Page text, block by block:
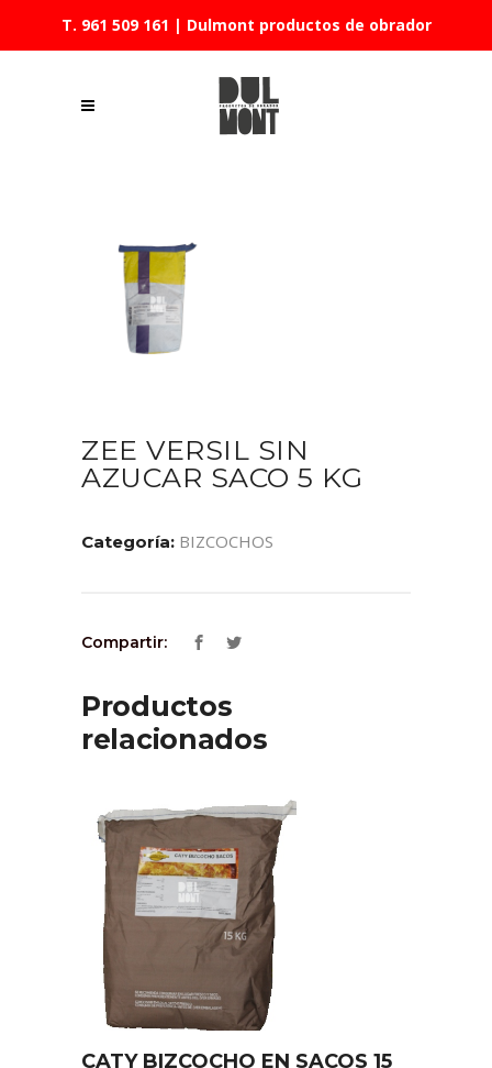
T. 961 509 161 | Dulmont productos de obrador
ZEE VERSIL SIN
AZUCAR SACO 5 KG
Categoría: BIZCOCHOS
Compartir:
Productos
relacionados
CATY BIZCOCHO EN SACOS 15